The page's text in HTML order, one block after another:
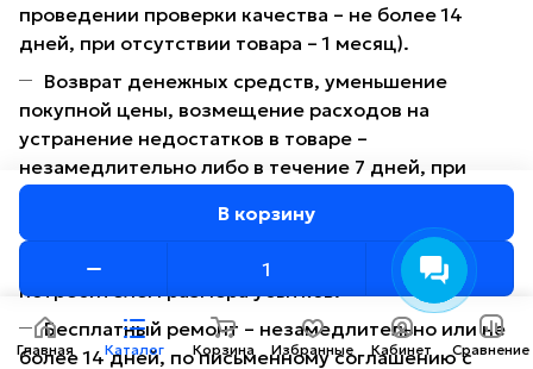
В корзину
проведении проверки качества – не более 14
дней, при отсутствии товара – 1 месяц).
Возврат денежных средств, уменьшение
покупной цены, возмещение расходов на
устранение недостатков в товаре –
незамедлительно либо в течение 7 дней, при
проведении экспертизы – 14 дней.
Возмещение убытков – незамедлительно либо
в течение 7 дней со дня подтверждения
потребителем размера убытков.
Бесплатный ремонт – незамедлительно или не
более 14 дней, по письменному соглашению с
Главная Каталог Корзина Избранные Кабинет Сравнение